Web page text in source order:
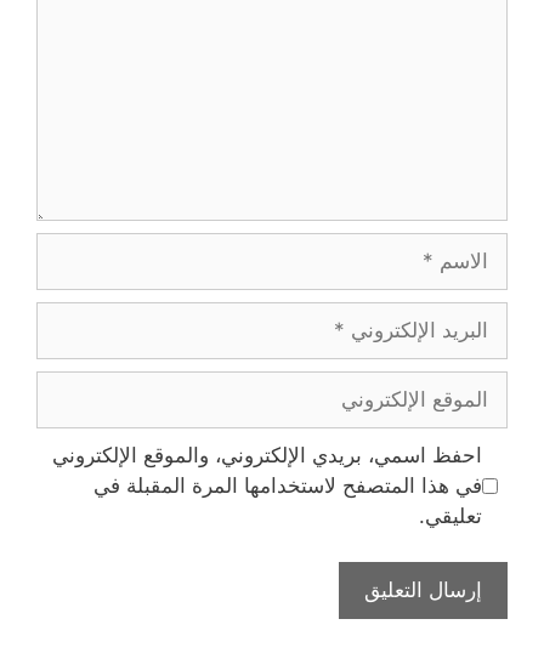
الإلكتروني
الإلكتروني
احفظ اسمي، بريدي الإلكتروني، والموقع الإلكتروني
في هذا المتصفح لاستخدامها المرة المقبلة في
تعليقي.